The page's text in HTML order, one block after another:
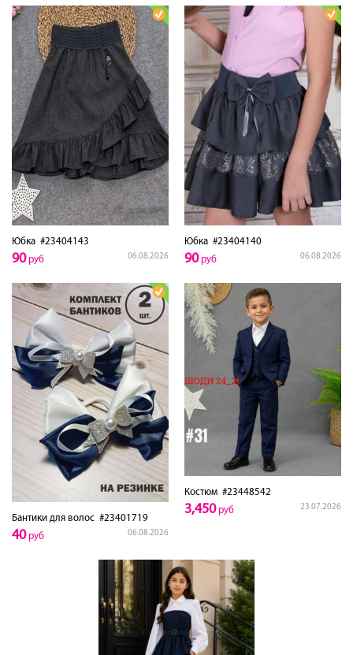
Юбка #23404143
06.08.2026
90руб
Юбка #23404140
06.08.2026
90руб
Бантики для волос #23401719
06.08.2026
40руб
Костюм #23448542
23.07.2026
3,450руб